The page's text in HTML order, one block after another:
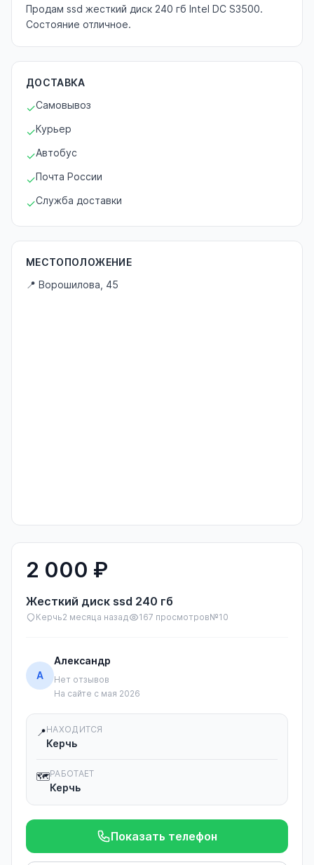
Продам ssd жесткий диск 240 гб Intel DC S3500.
Состояние отличное.
ДОСТАВКА
✓Самовывоз
✓Курьер
✓Автобус
✓Почта России
✓Служба доставки
МЕСТОПОЛОЖЕНИЕ
📍 Ворошилова, 45
2 000 ₽
Жесткий диск ssd 240 гб
Керчь2 месяца назад 167 просмотров№10
А
Александр
Нет отзывов
На сайте с мая 2026
📍НАХОДИТСЯ
Керчь
🗺️РАБОТАЕТ
Керчь
Показать телефон